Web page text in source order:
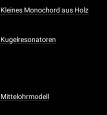
Kleines Monochord aus Holz
Kugelresonatoren
Mittelohrmodell